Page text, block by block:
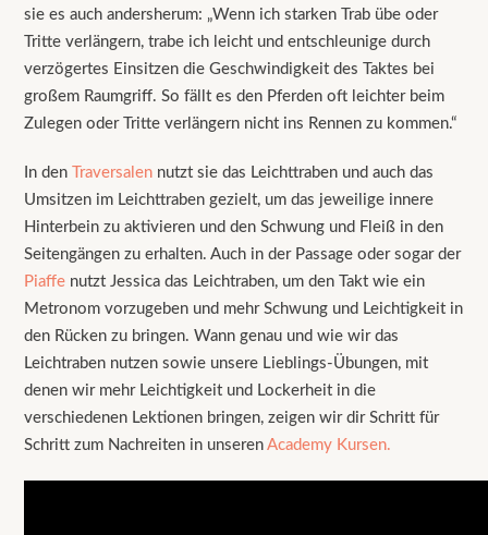
sie es auch andersherum: „Wenn ich starken Trab übe oder
Tritte verlängern, trabe ich leicht und entschleunige durch
verzögertes Einsitzen die Geschwindigkeit des Taktes bei
großem Raumgriff. So fällt es den Pferden oft leichter beim
Zulegen oder Tritte verlängern nicht ins Rennen zu kommen.“
In den Traversalen nutzt sie das Leichttraben und auch das
Umsitzen im Leichttraben gezielt, um das jeweilige innere
Hinterbein zu aktivieren und den Schwung und Fleiß in den
Seitengängen zu erhalten. Auch in der Passage oder sogar der
Piaffe nutzt Jessica das Leichtraben, um den Takt wie ein
Metronom vorzugeben und mehr Schwung und Leichtigkeit in
den Rücken zu bringen. Wann genau und wie wir das
Leichtraben nutzen sowie unsere Lieblings-Übungen, mit
denen wir mehr Leichtigkeit und Lockerheit in die
verschiedenen Lektionen bringen, zeigen wir dir Schritt für
Schritt zum Nachreiten in unserenAcademy Kursen.